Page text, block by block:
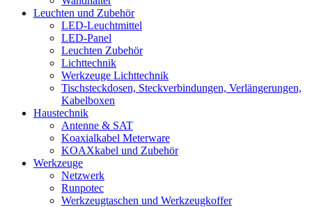
Leuchten und Zubehör
LED-Leuchtmittel
LED-Panel
Leuchten Zubehör
Lichttechnik
Werkzeuge Lichttechnik
Tischsteckdosen, Steckverbindungen, Verlängerungen,
Kabelboxen
Haustechnik
Antenne & SAT
Koaxialkabel Meterware
KOAXkabel und Zubehör
Werkzeuge
Netzwerk
Runpotec
Werkzeugtaschen und Werkzeugkoffer